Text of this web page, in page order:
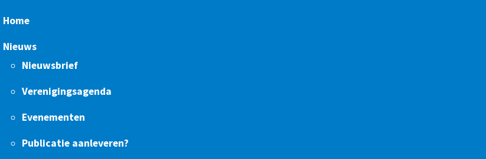
Home
Nieuws
Nieuwsbrief
Verenigingsagenda
Evenementen
Publicatie aanleveren?